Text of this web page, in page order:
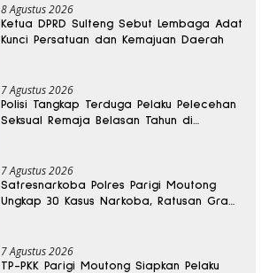
8 Agustus 2026
Ketua DPRD Sulteng Sebut Lembaga Adat
Kunci Persatuan dan Kemajuan Daerah
7 Agustus 2026
Polisi Tangkap Terduga Pelaku Pelecehan
Seksual Remaja Belasan Tahun di
7 Agustus 2026
Satresnarkoba Polres Parigi Moutong
Ungkap 30 Kasus Narkoba, Ratusan Gram
7 Agustus 2026
TP-PKK Parigi Moutong Siapkan Pelaku